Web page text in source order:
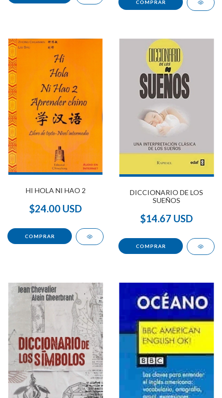
HI HOLA NI HAO 2
$24.00 USD
DICCIONARIO DE LOS
SUEÑOS
$14.67 USD